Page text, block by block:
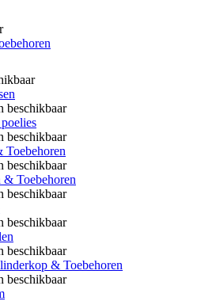
beschikbaar
beschikbaar
Toebehoren
beschikbaar
& Toebehoren
beschikbaar
beschikbaar
beschikbaar
& Toebehoren
beschikbaar